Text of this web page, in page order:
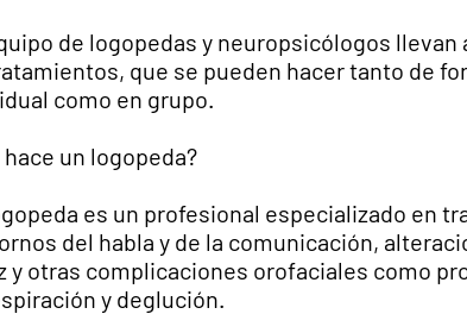
de logopedas y neuropsicólogos llevan
que se pueden hacer tanto de
como en grupo.
hace un logopeda?
es un profesional especializado en
del habla y de la comunicación,
y otras complicaciones orofaciales como
y deglución.